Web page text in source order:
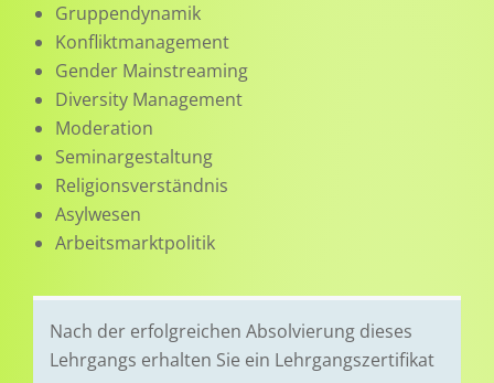
Gruppendynamik
Konfliktmanagement
Gender Mainstreaming
Diversity Management
Moderation
Seminargestaltung
Religionsverständnis
Asylwesen
Arbeitsmarktpolitik
Nach der erfolgreichen Absolvierung dieses
Lehrgangs erhalten Sie ein Lehrgangszertifikat